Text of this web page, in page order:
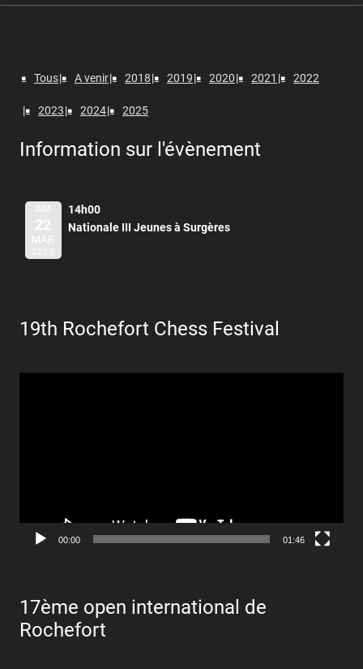
Tous A venir 2018 2019 2020 2021 2022
2023 2024 2025
Information sur l'évènement
DIM
22
MAR
2020
14h00
Nationale III Jeunes à Surgères
19th Rochefort Chess Festival
00:00 01:46
17ème open international de
Rochefort